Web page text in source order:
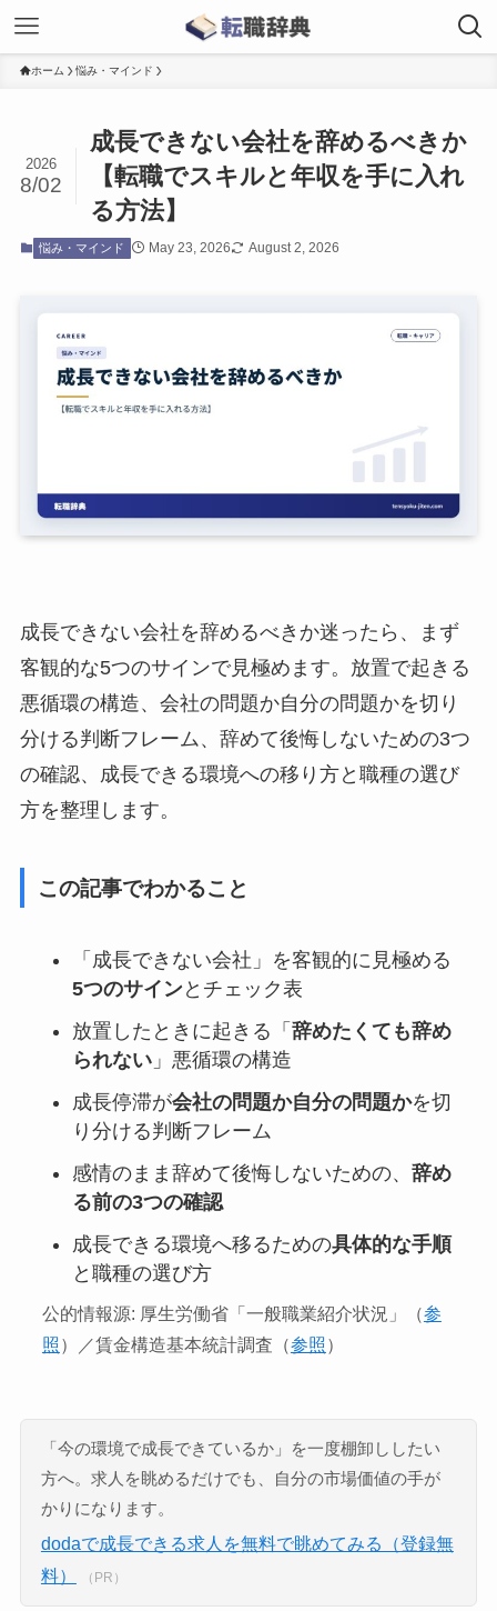
ホーム 悩み・マインド
成長できない会社を辞めるべきか
【転職でスキルと年収を手に入れ
る方法】
2026
8/02
悩み・マインド May 23, 2026 August 2, 2026
成長できない会社を辞めるべきか迷ったら、まず
客観的な5つのサインで見極めます。放置で起きる
悪循環の構造、会社の問題か自分の問題かを切り
分ける判断フレーム、辞めて後悔しないための3つ
の確認、成長できる環境への移り方と職種の選び
方を整理します。
この記事でわかること
「成長できない会社」を客観的に見極める
5つのサインとチェック表
放置したときに起きる「 辞めたくても辞め
られない」悪循環の構造
成長停滞が会社の問題か自分の問題かを切
り分ける判断フレーム
感情のまま辞めて後悔しないための、 辞め
る前の3つの確認
成長できる環境へ移るための具体的な手順
と職種の選び方
公的情報源: 厚生労働省「一般職業紹介状況」（参
照）／賃金構造基本統計調査（参照）
「今の環境で成長できているか」を一度棚卸ししたい
方へ。求人を眺めるだけでも、自分の市場価値の手が
かりになります。
dodaで成長できる求人を無料で眺めてみる（登録無
料）
（PR）